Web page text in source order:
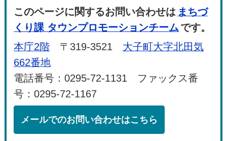
このページに関するお問い合わせは まちづ
くり課 タウンプロモーションチーム です。
本庁2階 〒319-3521 大子町大字北田気
662番地
電話番号：0295-72-1131 ファックス番
号：0295-72-1167
メールでのお問い合わせはこちら